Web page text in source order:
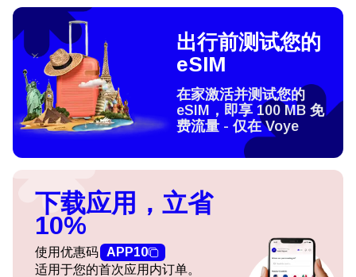
出行前测试您的
eSIM
在家激活并测试您的
eSIM，即享 100 MB 免
费流量 - 仅在 Voye
下载应用，立省
10%
使用优惠码 APP10
适用于您的首次应用内订单。